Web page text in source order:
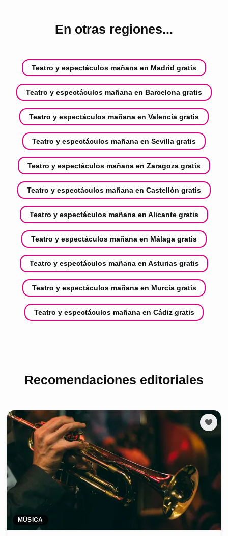
En otras regiones...
Teatro y espectáculos mañana en Madrid gratis
Teatro y espectáculos mañana en Barcelona gratis
Teatro y espectáculos mañana en Valencia gratis
Teatro y espectáculos mañana en Sevilla gratis
Teatro y espectáculos mañana en Zaragoza gratis
Teatro y espectáculos mañana en Castellón gratis
Teatro y espectáculos mañana en Alicante gratis
Teatro y espectáculos mañana en Málaga gratis
Teatro y espectáculos mañana en Asturias gratis
Teatro y espectáculos mañana en Murcia gratis
Teatro y espectáculos mañana en Cádiz gratis
Recomendaciones editoriales
MÚSICA